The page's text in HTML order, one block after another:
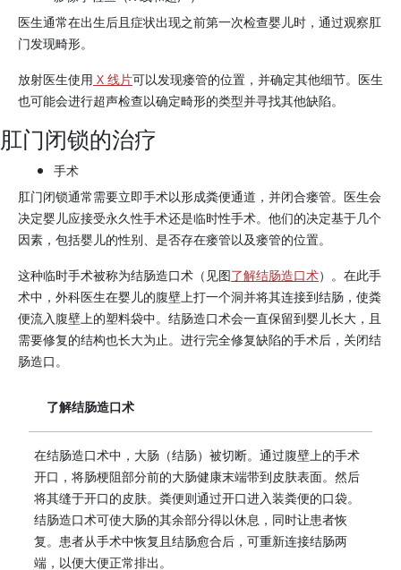
医生通常在出生后且症状出现之前第一次检查婴儿时，通过观察肛
门发现畸形。
放射医生使用 X 线片可以发现瘘管的位置，并确定其他细节。医生
也可能会进行超声检查以确定畸形的类型并寻找其他缺陷。
肛门闭锁的治疗
手术
肛门闭锁通常需要立即手术以形成粪便通道，并闭合瘘管。医生会
决定婴儿应接受永久性手术还是临时性手术。他们的决定基于几个
因素，包括婴儿的性别、是否存在瘘管以及瘘管的位置。
这种临时手术被称为结肠造口术（见图了解结肠造口术）。在此手
术中，外科医生在婴儿的腹壁上打一个洞并将其连接到结肠，使粪
便流入腹壁上的塑料袋中。结肠造口术会一直保留到婴儿长大，且
需要修复的结构也长大为止。进行完全修复缺陷的手术后，关闭结
肠造口。
了解结肠造口术
在结肠造口术中，大肠（结肠）被切断。通过腹壁上的手术
开口，将肠梗阻部分前的大肠健康末端带到皮肤表面。然后
将其缝于开口的皮肤。粪便则通过开口进入装粪便的口袋。
结肠造口术可使大肠的其余部分得以休息，同时让患者恢
复。患者从手术中恢复且结肠愈合后，可重新连接结肠两
端，以便大便正常排出。